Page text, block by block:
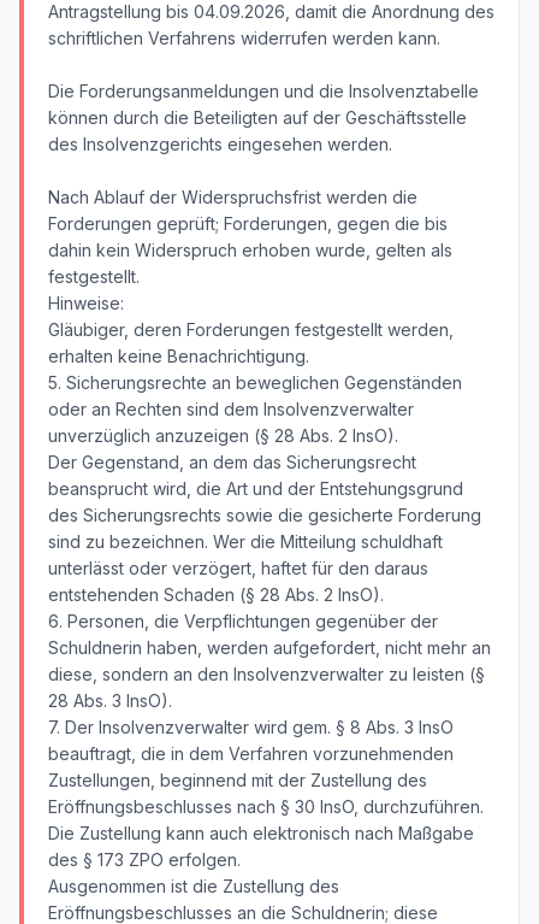
Antragstellung bis 04.09.2026, damit die Anordnung des
schriftlichen Verfahrens widerrufen werden kann.
Die Forderungsanmeldungen und die Insolvenztabelle
können durch die Beteiligten auf der Geschäftsstelle
des Insolvenzgerichts eingesehen werden.
Nach Ablauf der Widerspruchsfrist werden die
Forderungen geprüft; Forderungen, gegen die bis
dahin kein Widerspruch erhoben wurde, gelten als
festgestellt.
Hinweise:
Gläubiger, deren Forderungen festgestellt werden,
erhalten keine Benachrichtigung.
5. Sicherungsrechte an beweglichen Gegenständen
oder an Rechten sind dem Insolvenzverwalter
unverzüglich anzuzeigen (§ 28 Abs. 2 InsO).
Der Gegenstand, an dem das Sicherungsrecht
beansprucht wird, die Art und der Entstehungsgrund
des Sicherungsrechts sowie die gesicherte Forderung
sind zu bezeichnen. Wer die Mitteilung schuldhaft
unterlässt oder verzögert, haftet für den daraus
entstehenden Schaden (§ 28 Abs. 2 InsO).
6. Personen, die Verpflichtungen gegenüber der
Schuldnerin haben, werden aufgefordert, nicht mehr an
diese, sondern an den Insolvenzverwalter zu leisten (§
28 Abs. 3 InsO).
7. Der Insolvenzverwalter wird gem. § 8 Abs. 3 InsO
beauftragt, die in dem Verfahren vorzunehmenden
Zustellungen, beginnend mit der Zustellung des
Eröffnungsbeschlusses nach § 30 InsO, durchzuführen.
Die Zustellung kann auch elektronisch nach Maßgabe
des § 173 ZPO erfolgen.
Ausgenommen ist die Zustellung des
Eröffnungsbeschlusses an die Schuldnerin; diese